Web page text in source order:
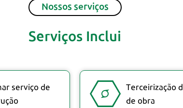
Nossos serviços
Serviços Inclui
serviço de
Terceirização
de obra